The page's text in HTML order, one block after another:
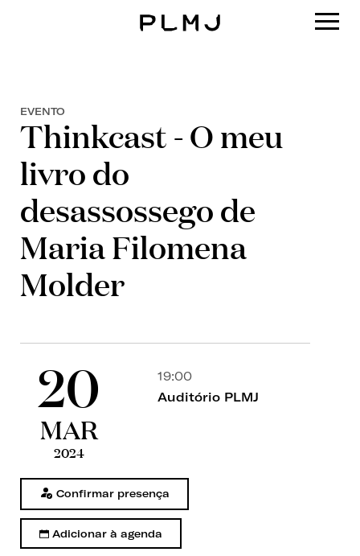
EVENTO
Thinkcast - O meu
livro do
desassossego de
Maria Filomena
Molder
20
MAR
2024
19:00
Auditório PLMJ
Confirmar presença
Adicionar à agenda